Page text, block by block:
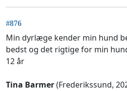
#876
Min dyrlæge kender min hund
bedst og det rigtige for min
12 år
Tina Barmer(Frederikssund,